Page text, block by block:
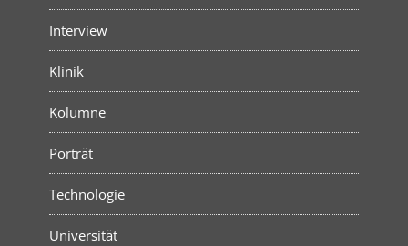
Interview
Klinik
Kolumne
Porträt
Technologie
Universität